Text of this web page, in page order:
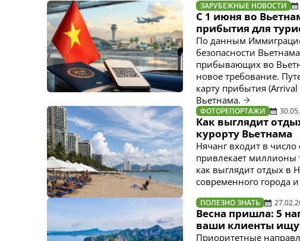
ЗАРУБЕЖНЫЕ НОВОСТИ
С 1 июня во
прибытия для
По данным
безопасности
прибывающих во
новое требование.
карту прибытия
Вьетнама.
ФОТОРЕПОРТАЖИ
Как выглядит
курорту Вьетнама
Нячанг входит в
привлекает миллионы
как выглядит отдых в
современного города
ПОЛЕЗНО ЗНАТЬ
Весна пришла: 5
ваши клиенты
Приоритетные